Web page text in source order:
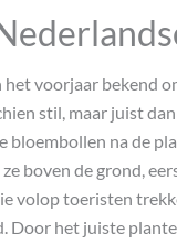
voorjaar bekend
stil, maar juist
bloembollen na de
boven de grond,
volop toeristen
Door het juiste